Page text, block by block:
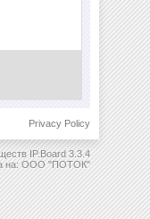
Privacy Policy
IP.Board 3.3.4
на: ООО "ПОТОК"